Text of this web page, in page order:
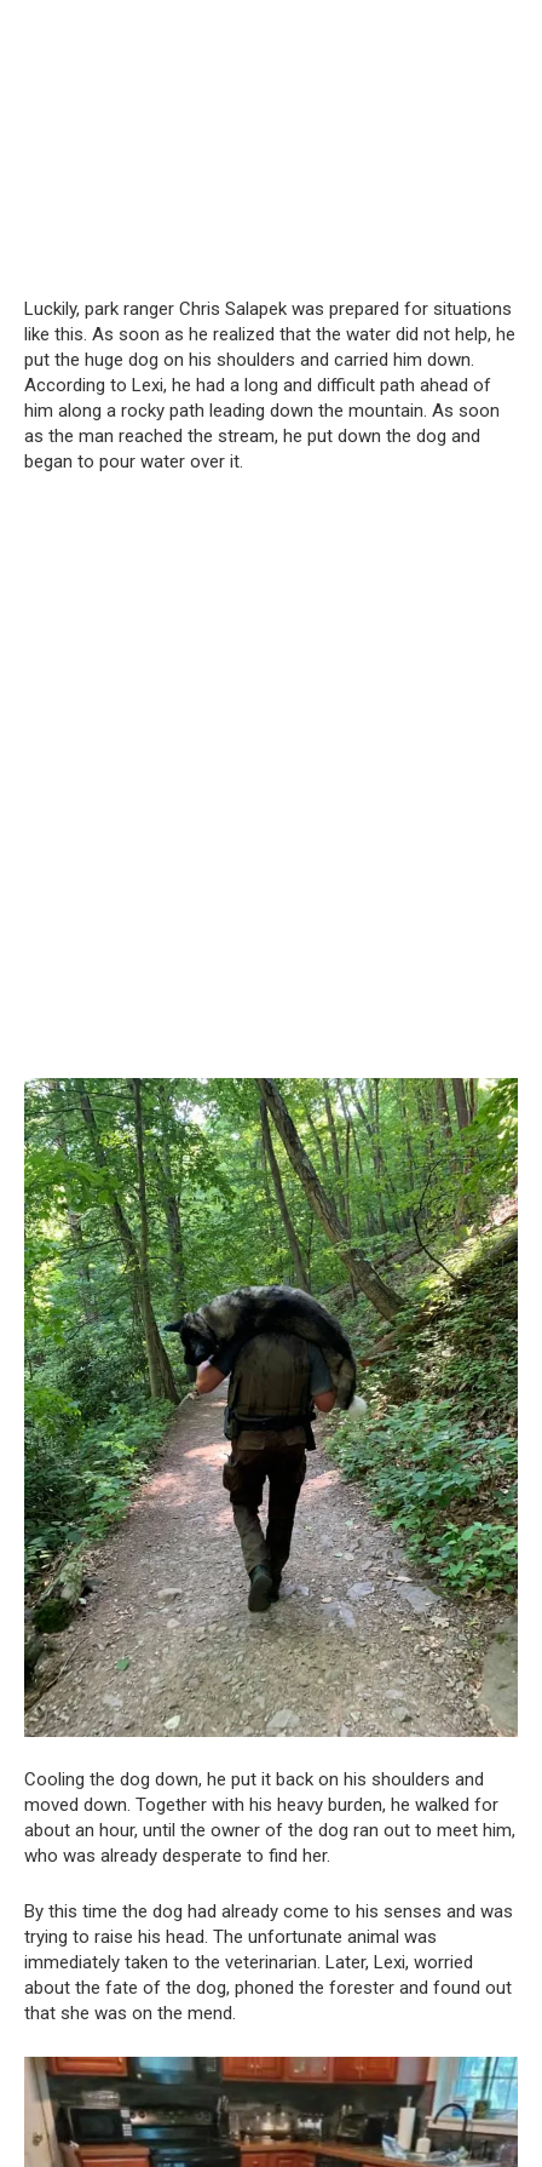
Luckily, park ranger Chris Salapek was prepared for situations
like this. As soon as he realized that the water did not help, he
put the huge dog on his shoulders and carried him down.
According to Lexi, he had a long and difficult path ahead of
him along a rocky path leading down the mountain. As soon
as the man reached the stream, he put down the dog and
began to pour water over it.
Cooling the dog down, he put it back on his shoulders and
moved down. Together with his heavy burden, he walked for
about an hour, until the owner of the dog ran out to meet him,
who was already desperate to find her.
By this time the dog had already come to his senses and was
trying to raise his head. The unfortunate animal was
immediately taken to the veterinarian. Later, Lexi, worried
about the fate of the dog, phoned the forester and found out
that she was on the mend.